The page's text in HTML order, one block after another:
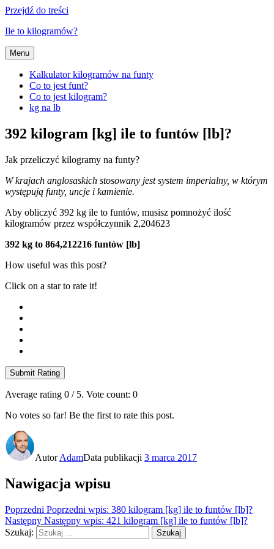
Przejdź do treści
Ile to kilogramów?
Menu
Kalkulator kilogramów na funty
Co to jest funt?
Co to jest kilogram?
kg na lb
392 kilogram [kg] ile to funtów [lb]?
Jak przeliczyć kilogramy na funty?
W krajach anglosaskich stosowany jest system imperialny, w którym
występują funty, uncje i kamienie.
Aby obliczyć 392 kg ile to funtów, musisz pomnożyć ilość
kilogramów przez współczynnik 2,204623
392 kg to 864,212216 funtów [lb]
How useful was this post?
Click on a star to rate it!
Submit Rating
Average rating 0 / 5. Vote count: 0
No votes so far! Be the first to rate this post.
AutorAdamData publikacji 3 marca 2017
Nawigacja wpisu
Poprzedni Poprzedni wpis: 380 kilogram [kg] ile to funtów [lb]?
Następny Następny wpis: 421 kilogram [kg] ile to funtów [lb]?
Szukaj:
Szukaj